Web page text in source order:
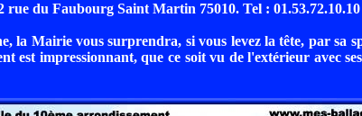
rue du Faubourg Saint Martin 75010. Tel : 01.53.72.10.10
la Mairie vous surprendra, si vous levez la tête, par sa
est impressionnant, que ce soit vu de l'extérieur avec